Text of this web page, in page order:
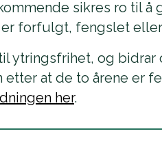
sikres ro til å
forfulgt, fengslet
og
at de to årene er
her.